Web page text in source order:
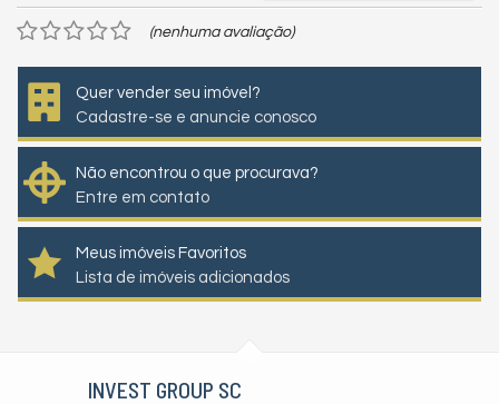
(nenhuma avaliação)
Quer vender seu imóvel?
Cadastre-se e anuncie conosco
Não encontrou o que procurava?
Entre em contato
Meus imóveis Favoritos
Lista de imóveis adicionados
INVEST GROUP SC